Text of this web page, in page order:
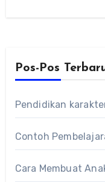
Pos-Pos
Pendidikan
Contoh
Cara Membuat